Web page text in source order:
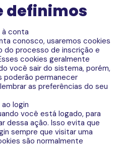
definimos
à conta
conosco, usaremos cookies
do processo de inscrição e
cookies geralmente
você sair do sistema, porém,
poderão permanecer
as preferências do seu
login
você está logado, para
dessa ação. Isso evita que
sempre que visitar uma
são normalmente